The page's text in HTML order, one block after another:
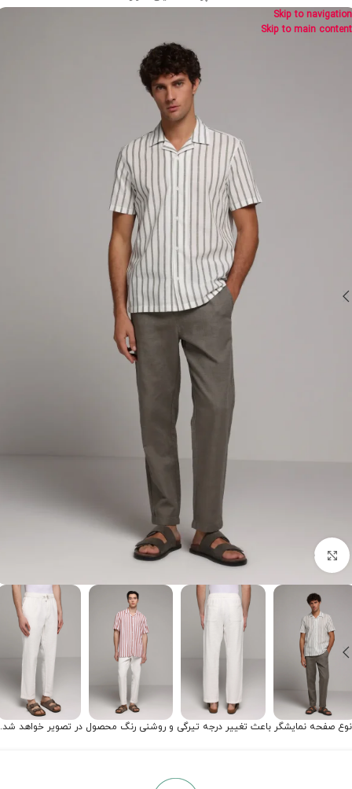
Skip to navigation
Skip to main content
برای بزرگنمایی کلیک کنید
نوع صفحه نمایشگر باعث تغییر درجه تیرگی و روشنی رنگ محصول در تصویر خواهد شد.